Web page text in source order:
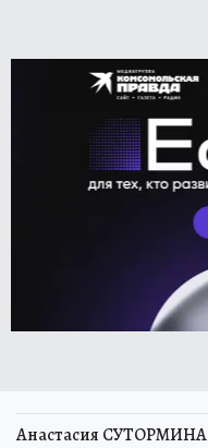
Анастасия СУТОРМИНА